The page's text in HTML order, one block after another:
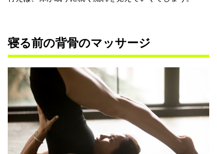
寝る前の背骨のマッサージ